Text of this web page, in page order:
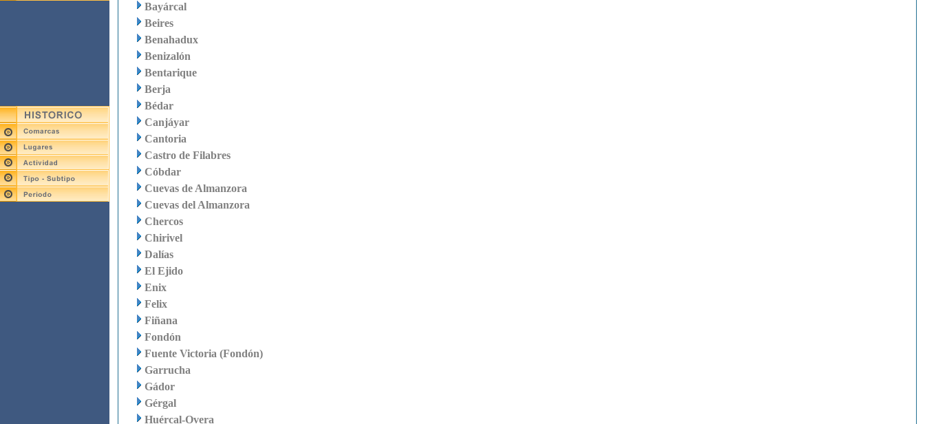
Bayárcal
Beires
Benahadux
Benizalón
Bentarique
Berja
Bédar
Canjáyar
Cantoria
Castro de Filabres
Cóbdar
Cuevas de Almanzora
Cuevas del Almanzora
Chercos
Chirivel
Dalías
El Ejido
Enix
Felix
Fiñana
Fondón
Fuente Victoria (Fondón)
Garrucha
Gádor
Gérgal
Huércal-Overa